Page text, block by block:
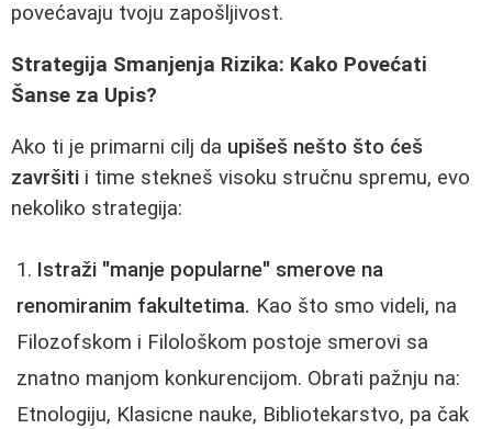
povećavaju tvoju zapošljivost.
Strategija Smanjenja Rizika: Kako Povećati
Šanse za Upis?
Ako ti je primarni cilj da upišeš nešto što ćeš
završiti i time stekneš visoku stručnu spremu, evo
nekoliko strategija:
Istraži "manje popularne" smerove na
renomiranim fakultetima. Kao što smo videli, na
Filozofskom i Filološkom postoje smerovi sa
znatno manjom konkurencijom. Obrati pažnju na:
Etnologiju, Klasicne nauke, Bibliotekarstvo, pa čak